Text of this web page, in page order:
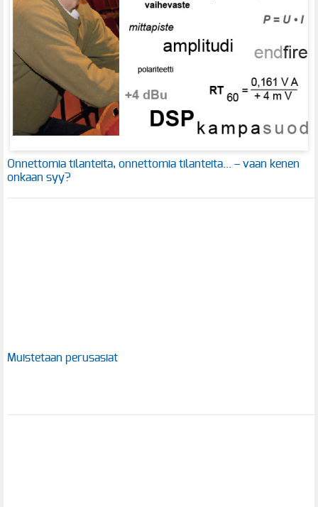
Onnettomia tilanteita, onnettomia tilanteita... – vaan kenen
onkaan syy?
Muistetaan perusasiat